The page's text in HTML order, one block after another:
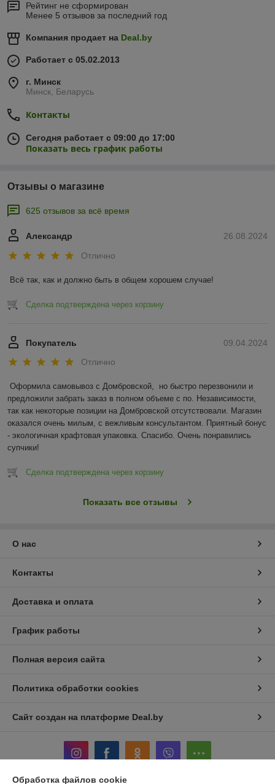
Рейтинг не сформирован
Менее 5 отзывов за последний год
Компания продает на Deal.by
Работает с 05.02.2013
г. Минск
Минск, Беларусь
Контакты
Сегодня работает с 09:00 до 17:00
Показать весь график работы
Отзывы о магазине
625 отзывов за всё время
26.08.2024
Александр
Отлично
Всё так, как и должно быть в общем хорошем случае!
Сделка подтверждена через корзину
09.04.2024
Покупатель
Отлично
Оформила самовывоз с Домбровской,  но быстро перезвонили и
предложили забрать заказ в полном объеме с по. Независимости,
так как некоторые позиции на Домбровской отсутствовали. Магазин
оказался очень милым, с вежливым консультантом. Приятный бонус
- экологичная крафтовая упаковка. Спасибо. Очень понравились
супчики!
Сделка подтверждена через корзину
Показать все отзывы
О нас
Контакты
Доставка и оплата
График работы
Полная версия сайта
Политика обработки cookies
Сайт создан на платформе Deal.by
Обработка файлов cookie